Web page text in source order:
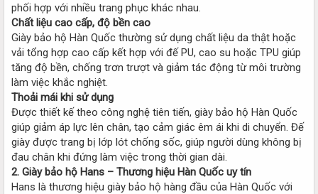
phối hợp với nhiều trang phục khác nhau.
Chất liệu cao cấp, độ bền cao
Giày bảo hộ Hàn Quốc thường sử dụng chất liệu da thật hoặc
vải tổng hợp cao cấp kết hợp với đế PU, cao su hoặc TPU giúp
tăng độ bền, chống trơn trượt và giảm tác động từ môi trường
làm việc khắc nghiệt.
Thoải mái khi sử dụng
Được thiết kế theo công nghệ tiên tiến, giày bảo hộ Hàn Quốc
giúp giảm áp lực lên chân, tạo cảm giác êm ái khi di chuyển. Đế
giày được trang bị lớp lót chống sốc, giúp người dùng không bị
đau chân khi đứng làm việc trong thời gian dài.
2. Giày bảo hộ Hans – Thương hiệu Hàn Quốc uy tín
Hans là thương hiệu giày bảo hộ hàng đầu của Hàn Quốc với